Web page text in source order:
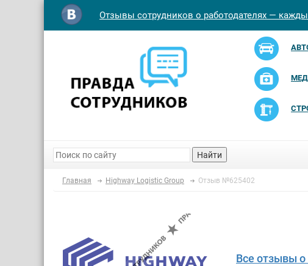
Отзывы сотрудников о работодателях —
Найти
Главная Highway Logistic Group Отзыв №625402
Все отзывы о